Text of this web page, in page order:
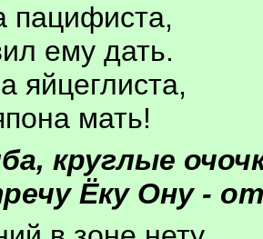
пацифиста,
ему дать.
яйцеглиста,
мать!
круглые
Ёку Ону -